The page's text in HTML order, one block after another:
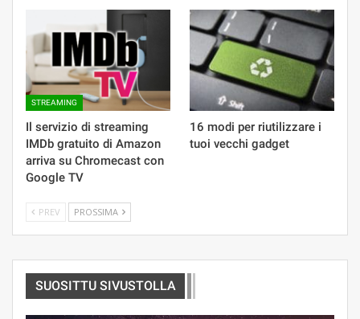
STREAMING
Il servizio di streaming
IMDb gratuito di Amazon
arriva su Chromecast con
Google TV
16 modi per riutilizzare i
tuoi vecchi gadget
PREV PROSSIMA
SUOSITTU SIVUSTOLLA